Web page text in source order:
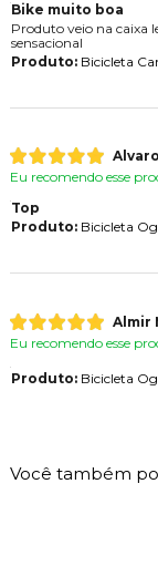
Bike muito boa
Produto veio na caixa
sensacional
Produto:Bicicleta
Eu recomendo esse
Top
Produto:Bicicleta
Almir
Eu recomendo esse
Produto:Bicicleta
Você também